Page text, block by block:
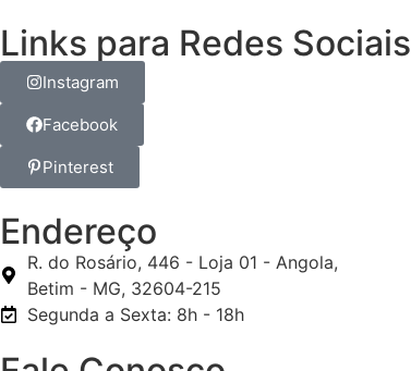
Links para Redes Sociais
Instagram
Facebook
Pinterest
Endereço
R. do Rosário, 446 - Loja 01 - Angola,
Betim - MG, 32604-215
Segunda a Sexta: 8h - 18h